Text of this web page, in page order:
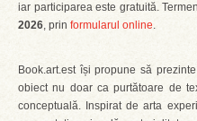
iar participarea este gratuită.
2026, prin formularul online.
Book.art.est își propune să
obiect nu doar ca purtătoare de
conceptuală. Inspirat de arta